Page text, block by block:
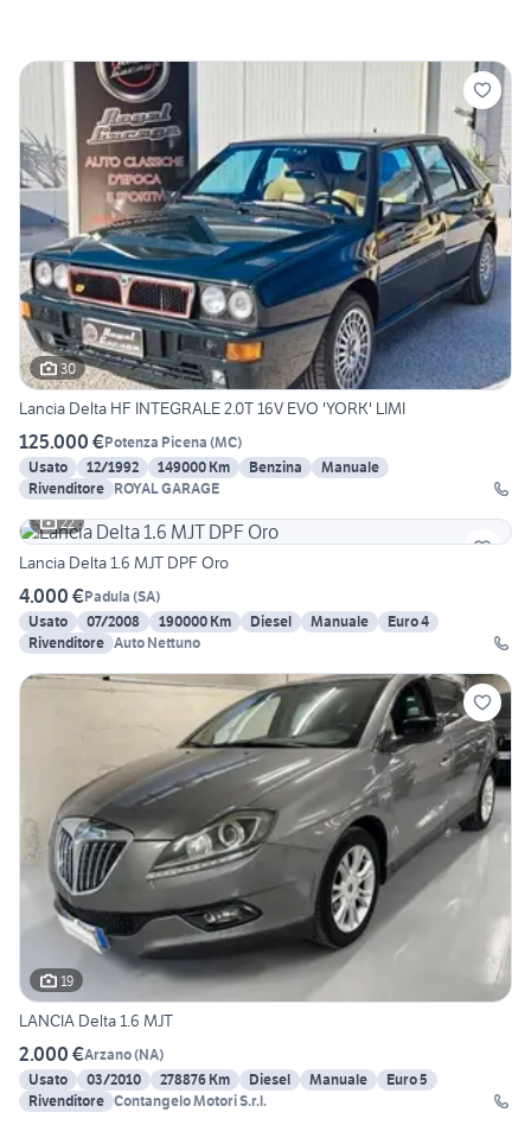
30
Lancia Delta HF INTEGRALE 2.0T 16V EVO 'YORK' LIMI
125.000 €Potenza Picena (MC)
Usato
12/1992 149000 Km Benzina
Manuale
Rivenditore ROYAL GARAGE
22
Lancia Delta 1.6 MJT DPF Oro
4.000 €Padula (SA)
Usato
07/2008 190000 Km Diesel Manuale
Euro 4
Rivenditore Auto Nettuno
19
LANCIA Delta 1.6 MJT
2.000 €Arzano(NA)
Usato
03/2010 278876 Km Diesel Manuale
Euro 5
Rivenditore Contangelo Motori S.r.l.